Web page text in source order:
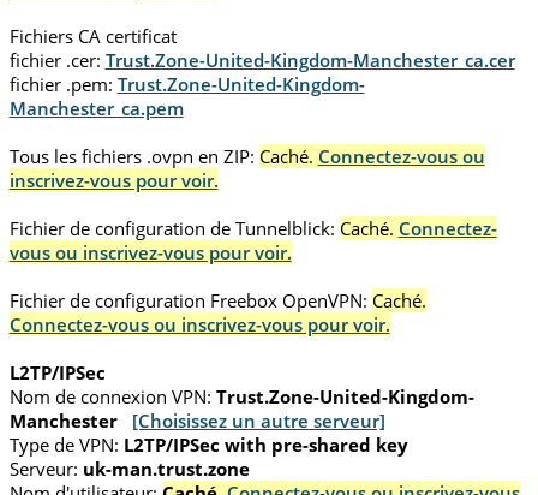
Fichiers CA certificat
fichier .cer: Trust.Zone-United-Kingdom-Manchester_ca.cer
fichier .pem: Trust.Zone-United-Kingdom-
Manchester_ca.pem
Tous les fichiers .ovpn en ZIP: Caché. Connectez-vous ou
inscrivez-vous pour voir.
Fichier de configuration de Tunnelblick: Caché. Connectez-
vous ou inscrivez-vous pour voir.
Fichier de configuration Freebox OpenVPN: Caché.
Connectez-vous ou inscrivez-vous pour voir.
L2TP/IPSec
Nom de connexion VPN: Trust.Zone-United-Kingdom-
Manchester
[Choisissez un autre serveur]
Type de VPN: L2TP/IPSec with pre-shared key
Serveur: uk-man.trust.zone